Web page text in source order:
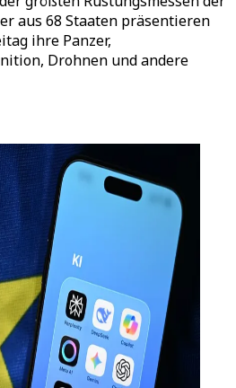
aus 68 Staaten präsentieren
ihre Panzer,
Drohnen und andere